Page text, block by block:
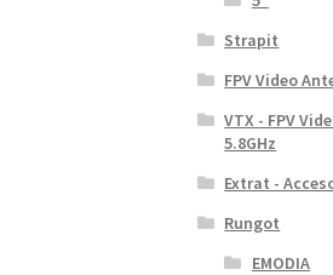
Strapit
FPV Video
VTX - FPV
5.8GHz
Extrat -
Rungot
EMODIA